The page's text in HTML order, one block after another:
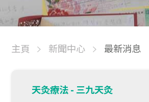
主頁 新聞中心 最新消息
天灸療法 - 三九天灸